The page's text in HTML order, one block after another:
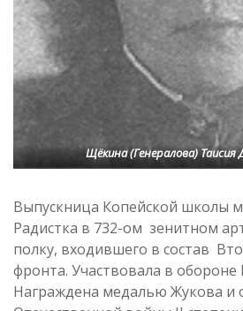
Щёкина (Генералова)
Выпускница Копейской школы
Радистка в 732-ом зенитном
полку, входившего в состав
фронта. Участвовала в
Награждена медалью Жукова и